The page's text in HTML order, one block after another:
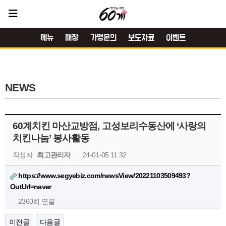
메뉴 매장 가맹문의 보도자료 이벤트
NEWS
60계치킨 마산교방점, 고성보리수동산에 ‘사랑의
치킨나눔’ 봉사활동
작성자 최고관리자 24-01-05 11:32
https://www.segyebiz.com/newsView/20221103509493?
OutUrl=naver
2360회 연결
이전글 다음글